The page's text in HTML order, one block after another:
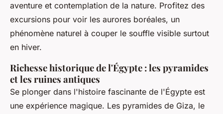
aventure et contemplation de la nature. Profitez des
excursions pour voir les aurores boréales, un
phénomène naturel à couper le souffle visible surtout
en hiver.
Richesse historique de l'Égypte : les pyramides
et les ruines antiques
Se plonger dans l'histoire fascinante de l'Égypte est
une expérience magique. Les pyramides de Giza, le